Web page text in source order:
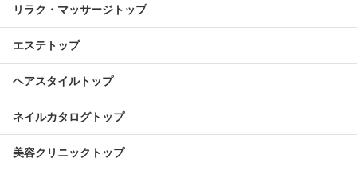
リラク・マッサージトップ
エステトップ
ヘアスタイルトップ
ネイルカタログトップ
美容クリニックトップ